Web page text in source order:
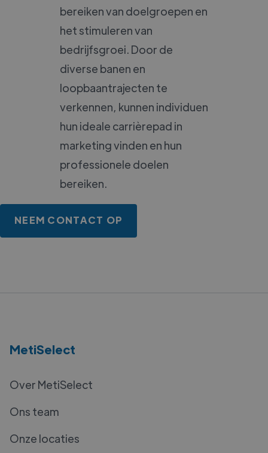
bereiken van doelgroepen en
het stimuleren van
bedrijfsgroei. Door de
diverse banen en
loopbaantrajecten te
verkennen, kunnen individuen
hun ideale carrièrepad in
marketing vinden en hun
professionele doelen
bereiken.
NEEM CONTACT OP
MetiSelect
Over MetiSelect
Ons team
Onze locaties